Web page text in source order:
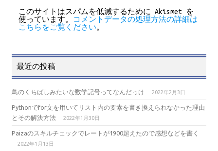
このサイトはスパムを低減するために Akismet を
使っています。
コメントデータの処理方法の詳細は
こちらをご覧ください。
最近の投稿
鳥のくちばしみたいな数学記号ってなんだっけ 2022年2月3日
Pythonでfor文を用いてリスト内の要素を書き換えられなかった理由
とその解決方法
2022年1月30日
Paizaのスキルチェックでレートが1900超えたので感想などを書く
2022年1月13日